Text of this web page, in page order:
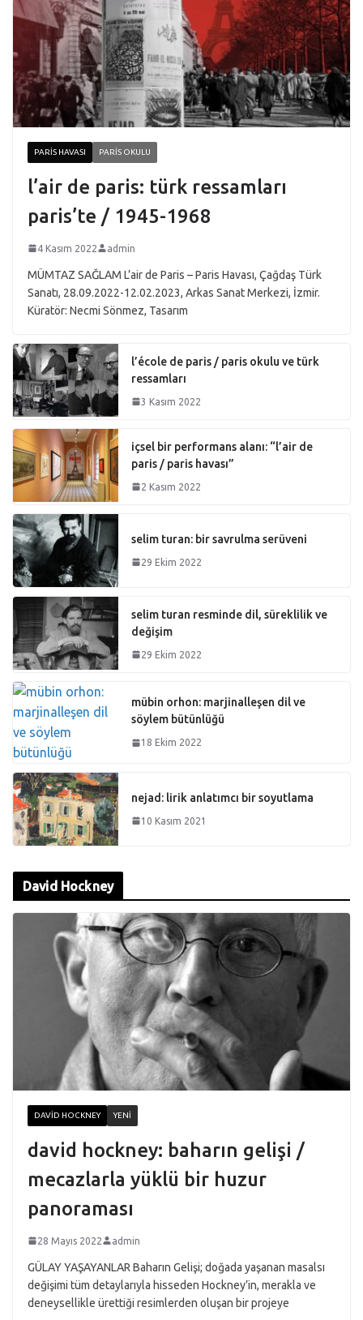
PARIS HAVASI PARIS OKULU
l’air de paris: türk ressamları
paris’te / 1945-1968
4 Kasım 2022 admin
MÜMTAZ SAĞLAM L’air de Paris – Paris Havası, Çağdaş Türk
Sanatı, 28.09.2022-12.02.2023, Arkas Sanat Merkezi, İzmir.
Küratör: Necmi Sönmez, Tasarım
l’école de paris / paris okulu ve türk
ressamları
3 Kasım 2022
içsel bir performans alanı: “l’air de
paris / paris havası”
2 Kasım 2022
selim turan: bir savrulma serüveni
29 Ekim 2022
selim turan resminde dil, süreklilik ve
değişim
29 Ekim 2022
mübin orhon: marjinalleşen dil ve
söylem bütünlüğü
18 Ekim 2022
nejad: lirik anlatımcı bir soyutlama
10 Kasım 2021
David Hockney
DAVID HOCKNEY YENI
david hockney: baharın gelişi /
mecazlarla yüklü bir huzur
panoraması
28 Mayıs 2022 admin
GÜLAY YAŞAYANLAR Baharın Gelişi; doğada yaşanan masalsı
değişimi tüm detaylarıyla hisseden Hockney’in, merakla ve
deneysellikle ürettiği resimlerden oluşan bir projeye